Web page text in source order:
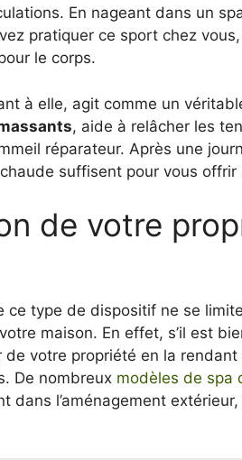
En nageant dans un
pratiquer ce sport chez
le corps.
à elle, agit comme un
, aide à relâcher les
réparateur. Après une
chaude suffisent pour vous
de votre
ce type de dispositif ne se
maison. En effet, s’il est
de votre propriété en la
De nombreux modèles de spa
dans l’aménagement